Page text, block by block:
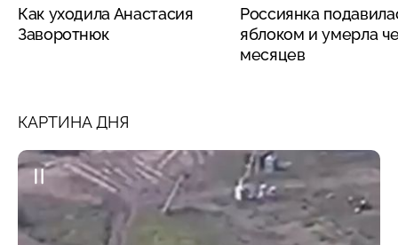
Как уходила Анастасия
Заворотнюк
Россиянка
яблоком и умерла
месяцев
КАРТИНА ДНЯ